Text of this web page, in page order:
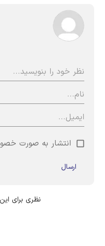
انتشار به صورت
ارسال
نظری برای